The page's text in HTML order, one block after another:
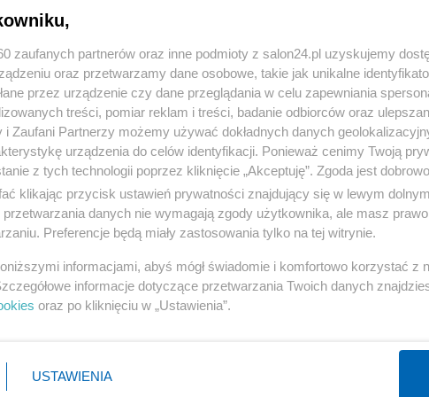
« WRÓĆ DO NOTKI
Polityka
PiS
Rząd
NATO
KO
Gospodarka
Biznes
Pieniądze
Inwestycje
Podatki
zaufanych partnerów oraz inne podmioty z salon24.pl uzyskujemy
oraz przetwarzamy dane osobowe, takie jak unikalne
przez urządzenie czy dane przeglądania w celu zapewniania
treści, pomiar reklam i treści, badanie odbiorców oraz
Zaufani Partnerzy możemy używać dokładnych danych
urządzenia do celów identyfikacji. Ponieważ cenimy Twoją
z tych technologii poprzez kliknięcie „Akceptuję”. Zgoda jest
klikając przycisk ustawień prywatności znajdujący się w lewym
przetwarzania danych nie wymagają zgody użytkownika, ale masz
Preferencje będą miały zastosowania tylko na tej witrynie.
informacjami, abyś mógł świadomie i komfortowo korzystać z
informacje dotyczące przetwarzania Twoich danych
oraz po kliknięciu w „Ustawienia”.
USTAWIENIA